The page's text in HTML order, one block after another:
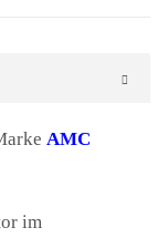
AMC
im